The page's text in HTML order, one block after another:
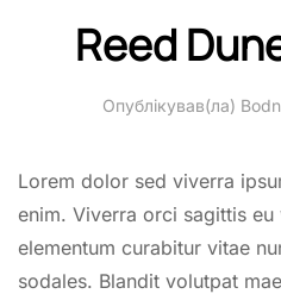
Reed
Опублікував(ла)
Lorem dolor sed viverra
enim. Viverra orci sagittis
elementum curabitur vitae
sodales. Blandit volutpat